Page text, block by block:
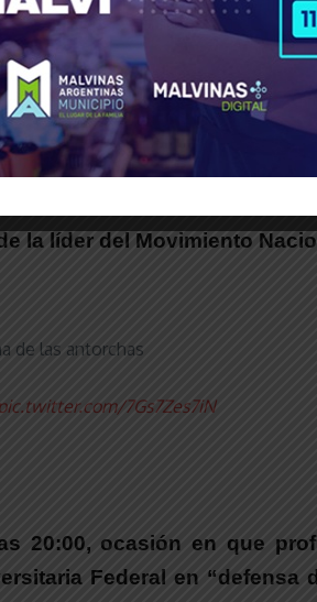
de Buenos Aires se
fue a lo largo y
año pasado y volver a
texto que había aprobado el
de Córdoba, fue
de la Universidad de
la líder del Movimiento
de las antorchas
7Gs7Zes7iN
20:00, ocasión en que
Federal en